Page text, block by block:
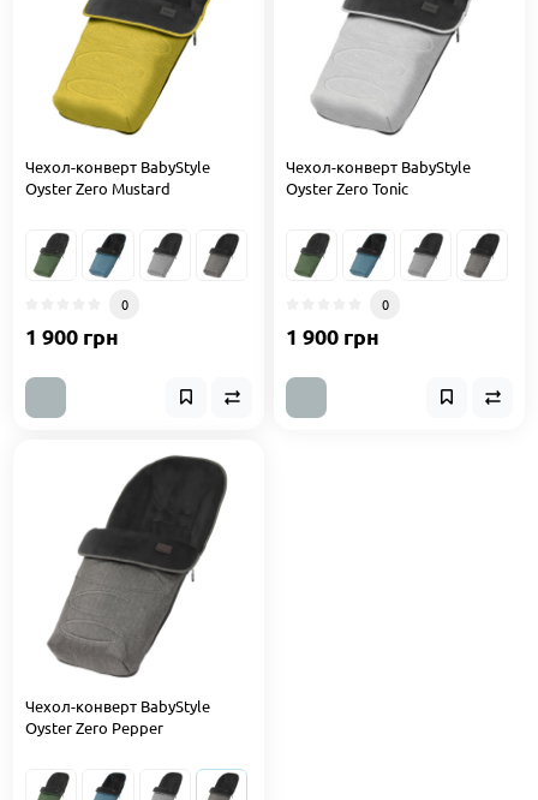
Чехол-конверт BabyStyle
Oyster Zero Mustard
0
1 900 грн
Чехол-конверт BabyStyle
Oyster Zero Tonic
0
1 900 грн
Чехол-конверт BabyStyle
Oyster Zero Pepper